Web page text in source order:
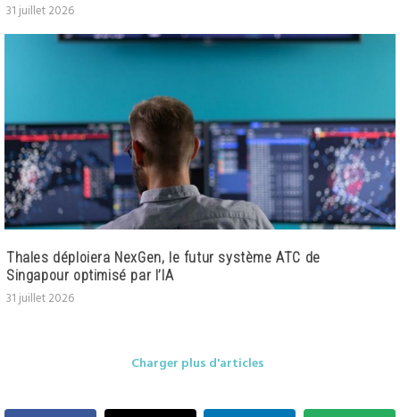
31 juillet 2026
Thales déploiera NexGen, le futur système ATC de
Singapour optimisé par l’IA
31 juillet 2026
Charger plus d'articles